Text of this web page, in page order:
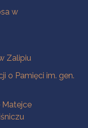
w
Zalipiu
o Pamięci im. gen.
Matejce